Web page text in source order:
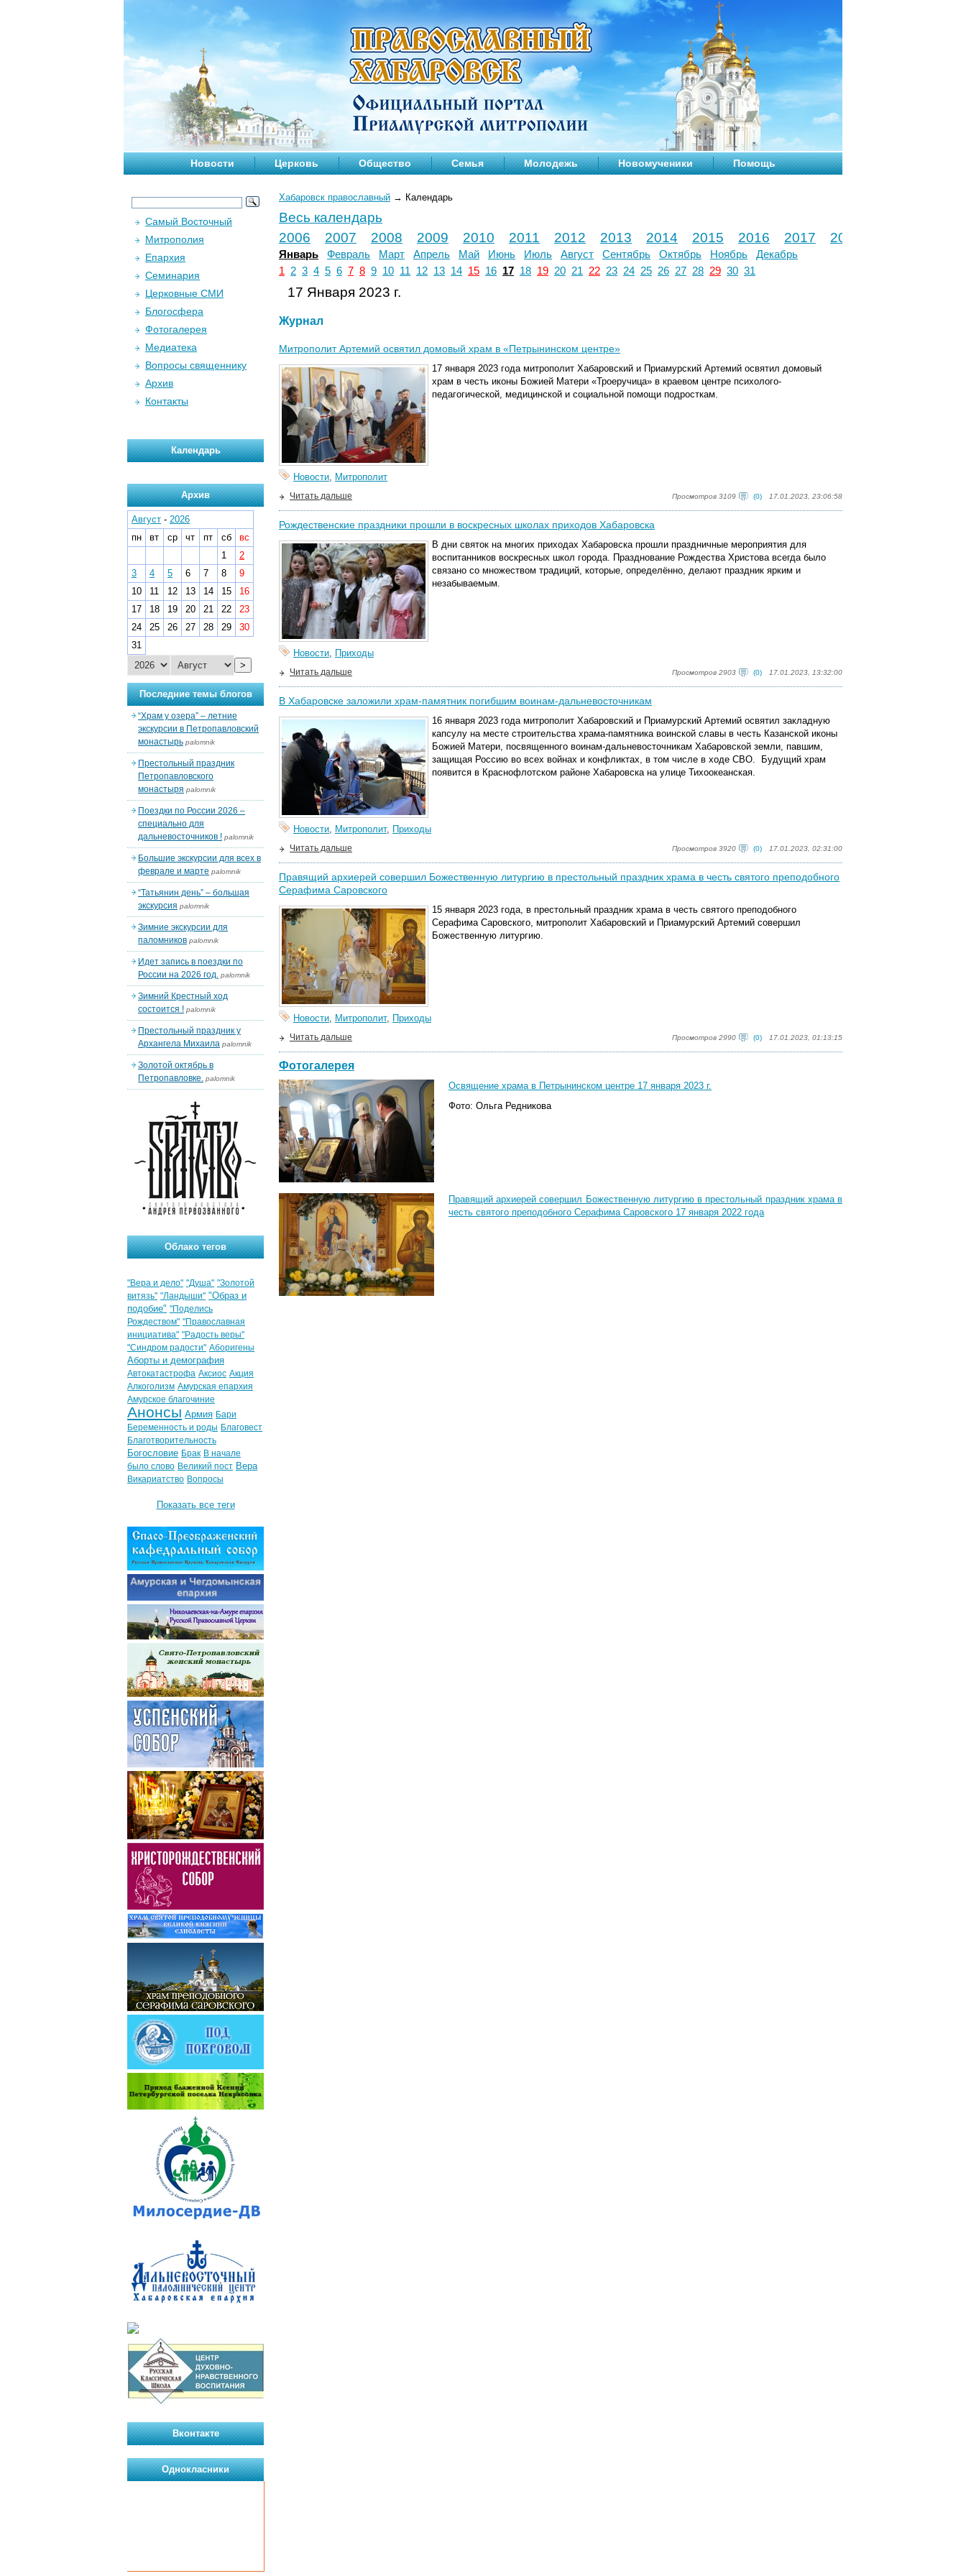
Новости Церковь Общество Семья Молодежь Новомученики Помощь
Хабаровск православный → Календарь
Весь календарь
2006
2007 2008 2009 2010 2011 2012 2013 2014 2015 2016 2017 2018
Январь Февраль Март Апрель Май Июнь Июль Август Сентябрь Октябрь Ноябрь
Декабрь
1
2 3 4 5 6 7 8 9 10 11 12 13 14 15 16 17 18 19 20 21 22 23 24 25 26 27 28 29 30 31
17 Января 2023 г.
Журнал
Митрополит Артемий освятил домовый храм в «Петрынинском центре»
17 января 2023 года митрополит Хабаровский и Приамурский Артемий освятил домовый
храм в честь иконы Божией Матери «Троеручица» в краевом центре психолого-
педагогической, медицинской и социальной помощи подросткам.
Новости, Митрополит
Просмотров 3109 (0) 17.01.2023, 23:06:58
Читать дальше
Рождественские праздники прошли в воскресных школах приходов Хабаровска
В дни святок на многих приходах Хабаровска прошли праздничные мероприятия для
воспитанников воскресных школ города. Празднование Рождества Христова всегда было
связано со множеством традиций, которые, определённо, делают праздник ярким и
незабываемым.
Новости, Приходы
Просмотров 2903 (0) 17.01.2023, 13:32:00
Читать дальше
В Хабаровске заложили храм-памятник погибшим воинам-дальневосточникам
16 января 2023 года митрополит Хабаровский и Приамурский Артемий освятил закладную
капсулу на месте строительства храма-памятника воинской славы в честь Казанской иконы
Божией Матери, посвященного воинам-дальневосточникам Хабаровской земли, павшим,
защищая Россию во всех войнах и конфликтах, в том числе в ходе СВО. Будущий храм
появится в Краснофлотском районе Хабаровска на улице Тихоокеанская.
Новости, Митрополит, Приходы
Просмотров 3920 (0) 17.01.2023, 02:31:00
Читать дальше
Правящий архиерей совершил Божественную литургию в престольный праздник храма в честь святого преподобного
Серафима Саровского
15 января 2023 года, в престольный праздник храма в честь святого преподобного
Серафима Саровского, митрополит Хабаровский и Приамурский Артемий совершил
Божественную литургию.
Новости, Митрополит, Приходы
Просмотров 2990 (0) 17.01.2023, 01:13:15
Читать дальше
Фотогалерея
Освящение храма в Петрынинском центре 17 января 2023 г.
Фото: Ольга Редникова
Правящий архиерей совершил Божественную литургию в престольный праздник храма в
честь святого преподобного Серафима Саровского 17 января 2022 года
Самый Восточный
Митрополия
Епархия
Семинария
Церковные СМИ
Блогосфера
Фотогалерея
Медиатека
Вопросы священнику
Архив
Контакты
Календарь
Архив
Август - 2026
пн
вт ср чт пт сб
вс
1
2
3
4 5 6 7 8
9
10
11 12 13 14 15
16
17
18 19 20 21 22
23
24
25 26 27 28 29
30
31
>
Последние темы блогов
“Храм у озера” – летние
экскурсии в Петропавловский
монастырь palomnik
Престольный праздник
Петропавловского
монастыря palomnik
Поездки по России 2026 –
специально для
дальневосточников ! palomnik
Большие экскурсии для всех в
феврале и марте palomnik
“Татьянин день” – большая
экскурсия palomnik
Зимние экскурсии для
паломников palomnik
Идет запись в поездки по
России на 2026 год. palomnik
Зимний Крестный ход
состоится ! palomnik
Престольный праздник у
Архангела Михаила palomnik
Золотой октябрь в
Петропавловке. palomnik
Облако тегов
"Вера и дело" "Душа" "Золотой
витязь" "Ландыши" "Образ и
подобие" "Поделись
Рождеством" "Православная
инициатива" "Радость веры"
"Синдром радости" Аборигены
Аборты и демография
Автокатастрофа Аксиос Акция
Алкоголизм Амурская епархия
Амурское благочиние
Анонсы Армия Бари
Беременность и роды Благовест
Благотворительность
Богословие Брак В начале
было слово Великий пост Вера
Викариатство Вопросы
Показать все теги
Вконтакте
Однокласники